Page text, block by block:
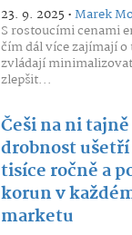
23. 9. 2025 •Marek
S rostoucími cenami
čím dál více zajímají
zvládají
zlepšit...
Češi na ni
drobnost
tisíce ročně a
korun v
marketu